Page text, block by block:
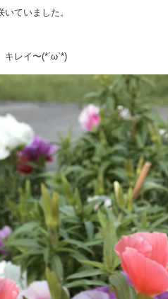
ていました。
キレイ〜(*´ω`*)